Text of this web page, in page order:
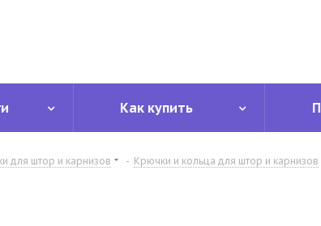
Как купить
для штор и карнизов - Крючки и кольца для штор и карнизов